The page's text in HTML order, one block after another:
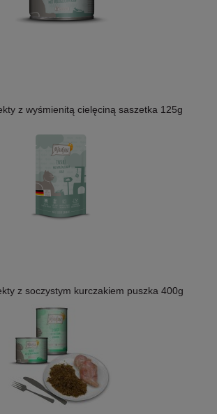
z wyśmienitą cielęciną saszetka 125g
z soczystym kurczakiem puszka 400g